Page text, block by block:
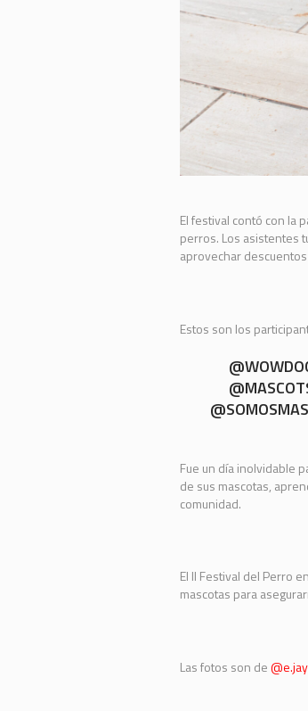
El festival contó con la
perros. Los asistentes
aprovechar
Estos son los
Fue un día inolvidable
de sus mascotas,
comunidad.
El II Festival del Perro
mascotas para
Las fotos son de